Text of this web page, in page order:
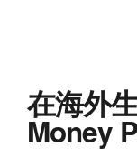
在海外
Money